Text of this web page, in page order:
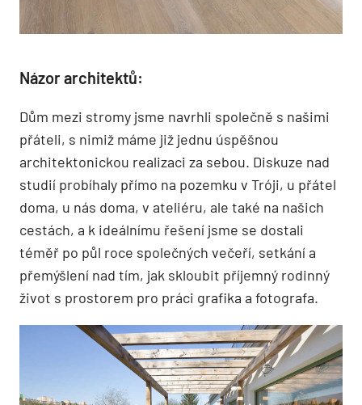
Názor architektů:
Dům mezi stromy jsme navrhli společně s našimi
přáteli, s nimiž máme již jednu úspěšnou
architektonickou realizaci za sebou. Diskuze nad
studií probíhaly přímo na pozemku v Tróji, u přátel
doma, u nás doma, v ateliéru, ale také na našich
cestách, a k ideálnímu řešení jsme se dostali
téměř po půl roce společných večeří, setkání a
přemýšlení nad tím, jak skloubit příjemný rodinný
život s prostorem pro práci grafika a fotografa.